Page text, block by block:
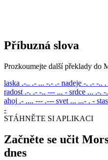
Příbuzná slova
Prozkoumejte další překlady do
laska .-.. .- ... -.- .- nadeje -. .- -.. .
radost .-. .- -.. --- ... - srdce ... .-. -
ahoj .- .... --- .--- svet ... ...- . -
-
STÁHNĚTE SI APLIKACI
Začněte se učit
dnes